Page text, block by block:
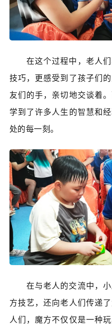
在这个过程中，老人
技巧，更感受到了孩子们
友们的手，亲切地交谈着
学到了许多人生的智慧和
处的每一刻。
在与老人的交流中，
方技艺，还向老人们传递
人们，魔方不仅仅是一种